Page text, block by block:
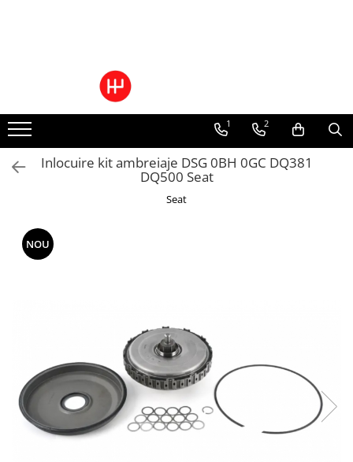
Ulei cutie automata
Filtre cutii automate
1 2
Inlocuire kit ambreiaje DSG 0BH 0GC DQ381
DQ500 Seat
Seat
NOU